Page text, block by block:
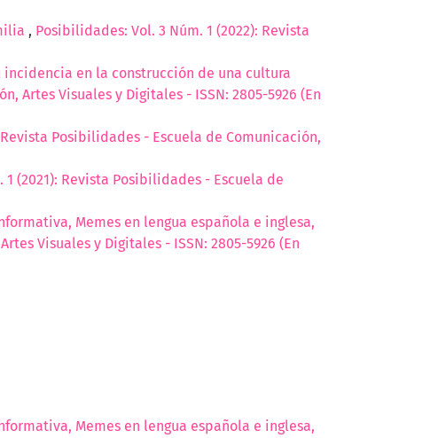
, Posibilidades: Vol. 3 Núm. 1 (2022): Revista
en la construcción de una cultura
Artes Visuales y Digitales - ISSN: 2805-5926 (En
Posibilidades - Escuela de Comunicación,
(2021): Revista Posibilidades - Escuela de
Memes en lengua española e inglesa,
Visuales y Digitales - ISSN: 2805-5926 (En
Memes en lengua española e inglesa,